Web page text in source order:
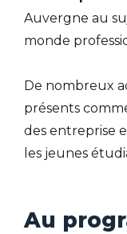
Auvergne au
monde
De nombreux
présents
des entreprise
les jeunes
Au